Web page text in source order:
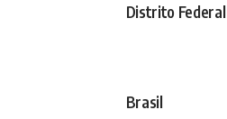
Distrito Federal
Brasil